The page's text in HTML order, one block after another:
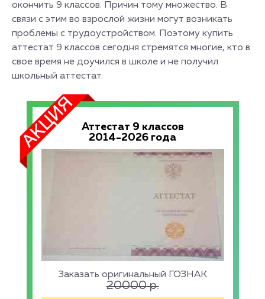
окончить 9 классов. Причин тому множество. В
связи с этим во взрослой жизни могут возникать
проблемы с трудоустройством. Поэтому купить
аттестат 9 классов сегодня стремятся многие, кто в
свое время не доучился в школе и не получил
школьный аттестат.
Аттестат 9 классов
2014-2026 года
Заказать оригинальный ГОЗНАК
20000р.